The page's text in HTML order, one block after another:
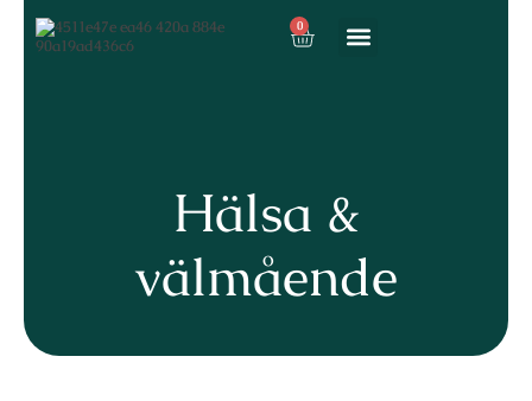
0
Hälsa &
välmående